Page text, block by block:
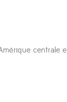
centrale